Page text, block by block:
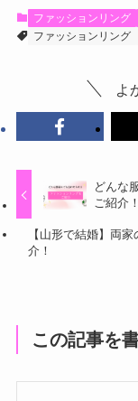
ファッションリング
ファッションリング
よ
どんな
ご紹介！
【山形で結婚】両
介！
この記事を